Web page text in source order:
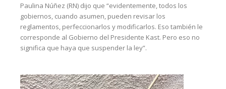
Paulina Núñez (RN) dijo que “evidentemente, todos los
gobiernos, cuando asumen, pueden revisar los
reglamentos, perfeccionarlos y modificarlos. Eso también le
corresponde al Gobierno del Presidente Kast. Pero eso no
significa que haya que suspender la ley”.